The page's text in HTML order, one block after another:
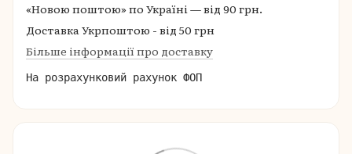
«Новою поштою» по Україні — від 90 грн.
Доставка Укрпоштою - від 50 грн
Більше інформації про доставку
На розрахунковий рахунок ФОП